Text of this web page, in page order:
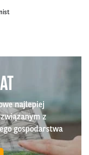
najlepiej
z
gospodarstwa